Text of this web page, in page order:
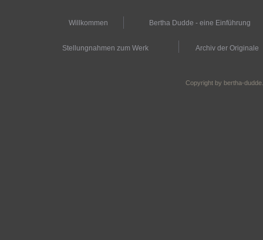
Willkommen Bertha Dudde - eine Einführung
Stellungnahmen zum Werk Archiv der Originale
Copyright by bertha-